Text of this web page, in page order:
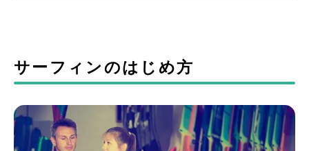
サーフィンのはじめ方